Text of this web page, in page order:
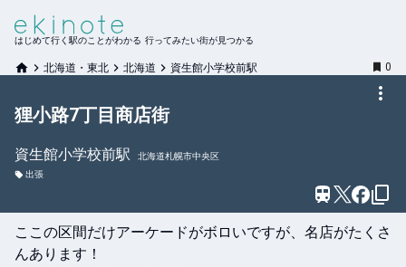
はじめて行く駅のことがわかる 行ってみたい街が見つかる
北海道・東北 北海道 資生館小学校前駅 0
狸小路7丁目商店街
資生館小学校前駅
北海道札幌市中央区
出張
ここの区間だけアーケードがボロいですが、名店がたくさ
んあります！